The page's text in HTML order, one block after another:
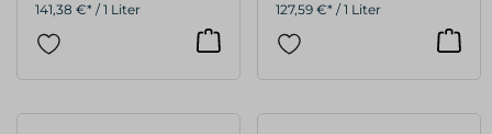
141,38 €* / 1 Liter 127,59 €* / 1 Liter